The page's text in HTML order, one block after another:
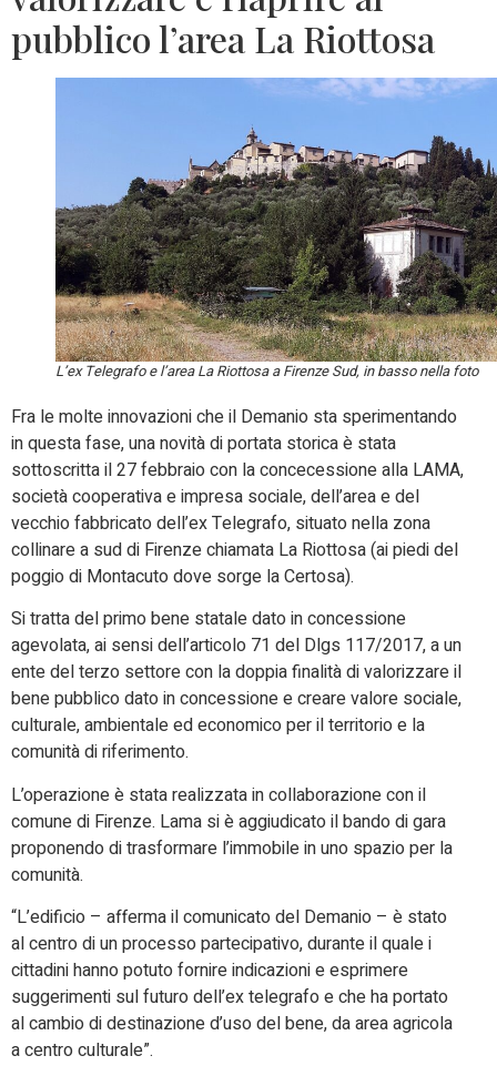
pubblico l’area La Riottosa
L’ex Telegrafo e l’area La Riottosa a Firenze Sud, in basso nella foto
Fra le molte innovazioni che il Demanio sta sperimentando
in questa fase, una novità di portata storica è stata
sottoscritta il 27 febbraio con la concecessione alla LAMA,
società cooperativa e impresa sociale, dell’area e del
vecchio fabbricato dell’ex Telegrafo, situato nella zona
collinare a sud di Firenze chiamata La Riottosa (ai piedi del
poggio di Montacuto dove sorge la Certosa).
Si tratta del primo bene statale dato in concessione
agevolata, ai sensi dell’articolo 71 del Dlgs 117/2017, a un
ente del terzo settore con la doppia finalità di valorizzare il
bene pubblico dato in concessione e creare valore sociale,
culturale, ambientale ed economico per il territorio e la
comunità di riferimento.
L’operazione è stata realizzata in collaborazione con il
comune di Firenze. Lama si è aggiudicato il bando di gara
proponendo di trasformare l’immobile in uno spazio per la
comunità.
“L’edificio – afferma il comunicato del Demanio – è stato
al centro di un processo partecipativo, durante il quale i
cittadini hanno potuto fornire indicazioni e esprimere
suggerimenti sul futuro dell’ex telegrafo e che ha portato
al cambio di destinazione d’uso del bene, da area agricola
a centro culturale”.